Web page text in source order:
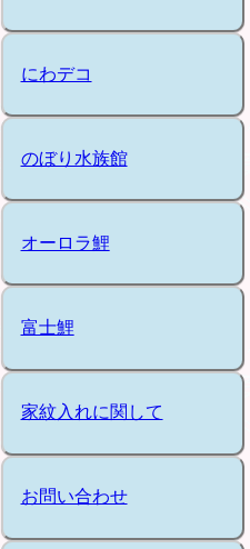
にわデコ
のぼり水族館
オーロラ鯉
富士鯉
家紋入れに関して
お問い合わせ